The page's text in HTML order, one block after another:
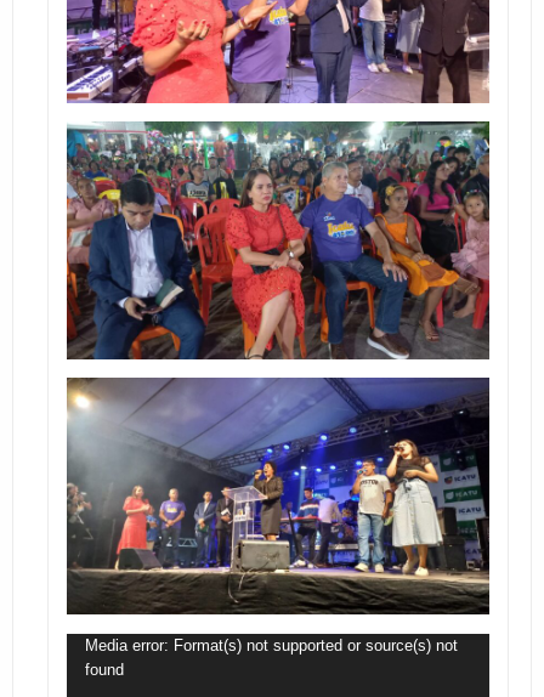
Tocador
de
Media error: Format(s) not supported or source(s) not
found